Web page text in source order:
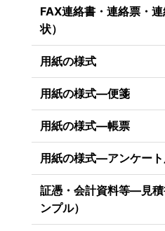
FAX連絡書・連絡票・
状）
用紙の様式
用紙の様式―便箋
用紙の様式―帳票
用紙の様式―アンケー
証憑・会計資料等―見
ンプル）